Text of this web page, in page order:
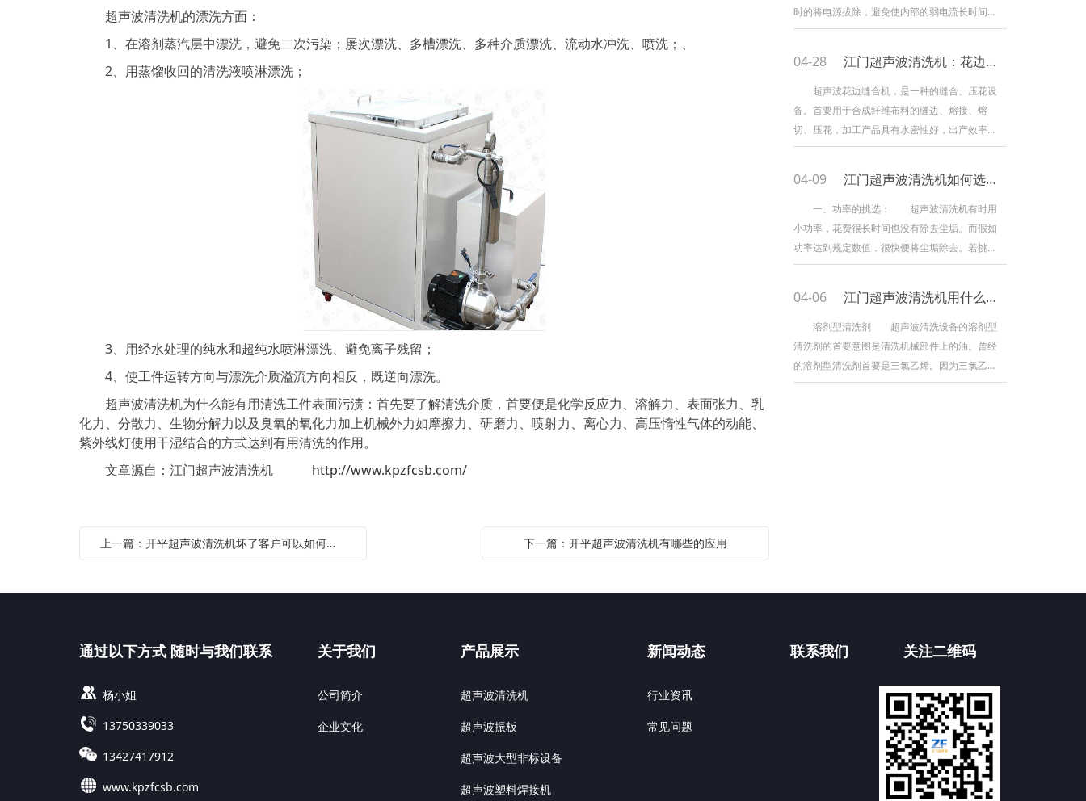
超声波清洗机的漂洗方面：
1、在溶剂蒸汽层中漂洗，避免二次污染；屡次漂洗、多槽漂洗、多种介质漂洗、流动水冲洗、喷洗；、
2、用蒸馏收回的清洗液喷淋漂洗；
3、用经水处理的纯水和超纯水喷淋漂洗、避免离子残留；
4、使工件运转方向与漂洗介质溢流方向相反，既逆向漂洗。
超声波清洗机为什么能有用清洗工件表面污渍：首先要了解清洗介质，首要便是化学反应力、溶解力、表面张力、乳
化力、分散力、生物分解力以及臭氧的氧化力加上机械外力如摩擦力、研磨力、喷射力、离心力、高压惰性气体的动能、
紫外线灯使用干湿结合的方式达到有用清洗的作用。
文章源自：江门超声波清洗机 http://www.kpzfcsb.com/
上一篇：开平超声波清洗机坏了客户可以如何排除较好？ 下一篇：开平超声波清洗机有哪些的应用
时的将电源拔除，避免使内部的弱电流长时间通
过超声波清洗机而削弱其运用寿命，要留心其作
时后需间接式作业，避免散温变差使设备作业效
率低下或损坏。下面正飞超声波为你引见在运用
该种清洗机时要严峻遵循的留心事项。 首先
留心勿超温
04-28 江门超声波清洗机：花边缝合机概述及基础知识
超声波花边缝合机，是一种的缝合、压花设
备。首要用于合成纤维布料的缝边、熔接、熔
切、压花，加工产品具有水密性好，出产效率
高，不必针线辅料，熔切面滑润无毛刺,手感好等
袋，口罩等工作。 超声波花边缝合机，选用
新式超声波技能，广泛应用元器件，具有技能先
进，结构合理，作业可靠，操作便当等特
征。 1. 设备适用资料 化学合成纤维布料，
或含有化纤混纺布、化学薄膜
04-09 江门超声波清洗机如何选择？
一、功率的挑选： 超声波清洗机有时用
小功率，花费很长时间也没有除去尘垢。而假如
功率达到规定数值，很快便将尘垢除去。若挑选
功率太大，空化强度将大大添加，清洗作用是提
洗机底部振荡板空化严重，水点腐蚀也增大，在
采用三氯乙烯等有机溶剂时，基本上没有问题，
采用水或水溶性清洗液时，易于遭到水点腐蚀，
假如振荡板表面已遭到伤痕，强功率下水底产生
空化腐蚀更严重，因而要
04-06 江门超声波清洗机用什么清洗剂比较好？
溶剂型清洗剂 超声波清洗设备的溶剂型
清洗剂的首要意图是清洗机械部件上的油。曾经
的溶剂型清洗剂首要是三氯乙烯。因为三氯乙烯
是一种处于强制淘汰阶段的耗费臭氧物质(耗费臭
通过以下方式 随时与我们联系
杨小姐
13750339033
13427417912
www.kpzfcsb.com
关于我们
公司简介
企业文化
产品展示
超声波清洗机
超声波振板
超声波大型非标设备
超声波塑料焊接机
新闻动态
行业资讯
常见问题
联系我们 关注二维码